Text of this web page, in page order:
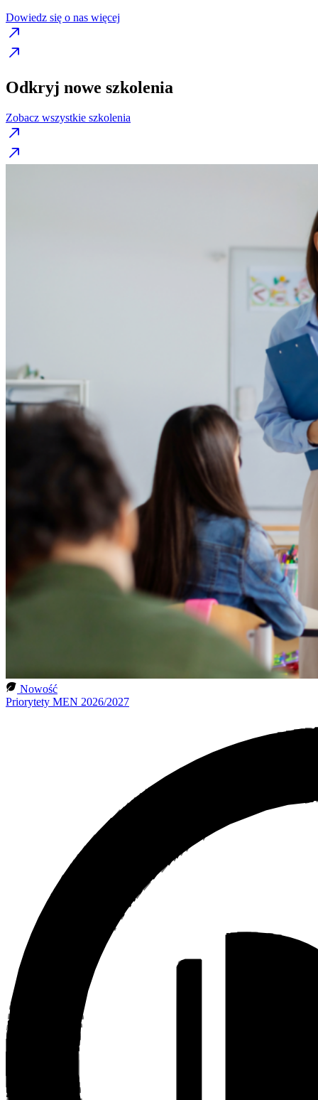
Dowiedz się o nas więcej
Odkryj nowe szkolenia
Zobacz wszystkie szkolenia
Nowość
Priorytety MEN 2026/2027